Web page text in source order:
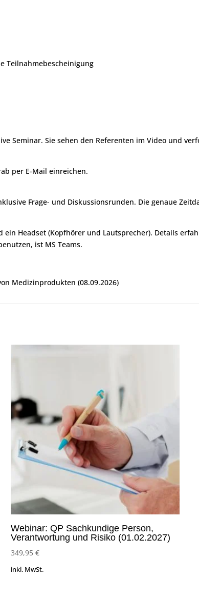
Teilnahmebescheinigung
Seminar. Sie sehen den Referenten im Video und
per E-Mail einreichen.
Frage- und Diskussionsrunden. Die genaue
Headset (Kopfhörer und Lautsprecher). Details
ist MS Teams.
Medizinprodukten (08.09.2026)
Webinar: QP Sachkundige Person,
Verantwortung und Risiko (01.02.2027)
349,95 €
inkl. MwSt.